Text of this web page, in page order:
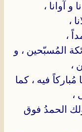
و آوانا ،
،
،
المُسبّحين ، و
،
مُباركاً فيه ، كما
،
الحمدُ فوق